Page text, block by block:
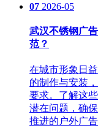
07 2026-05
武汉不锈钢广
范？
在城市形象日
的制作与安装
要求。了解这
潜在问题，确
推进的户外广